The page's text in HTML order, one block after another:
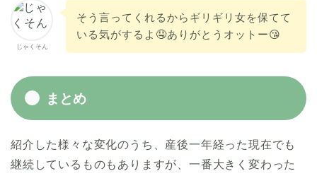
じゃくそん
そう言ってくれるからギリギリ女を保てて
いる気がするよ🤤ありがとうオットー😘
まとめ
紹介した様々な変化のうち、産後一年経った現在でも
継続しているものもありますが、一番大きく変わった